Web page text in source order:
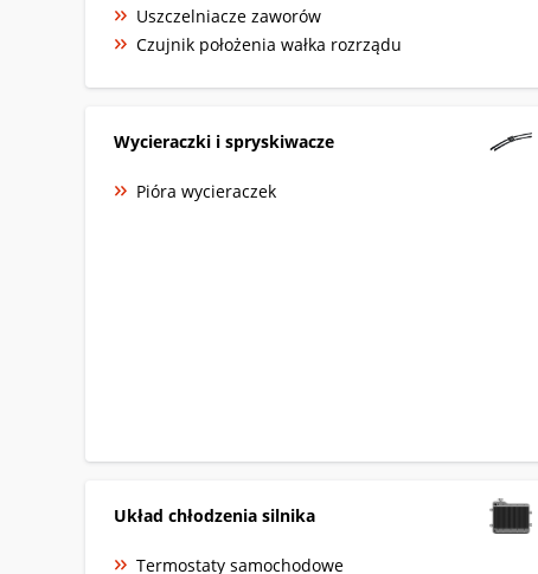
Uszczelniacze zaworów
Czujnik położenia wałka rozrządu
Wycieraczki i spryskiwacze
Pióra wycieraczek
Układ chłodzenia silnika
Termostaty samochodowe